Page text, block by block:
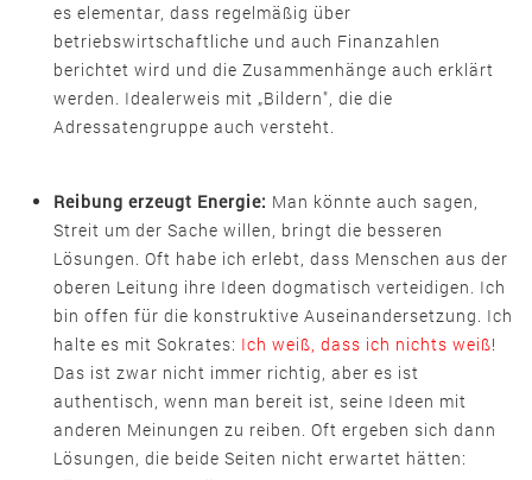
es elementar, dass regelmäßig über
betriebswirtschaftliche und auch Finanzahlen
berichtet wird und die Zusammenhänge auch erklärt
werden. Idealerweis mit „Bildern", die die
Adressatengruppe auch versteht.
Reibung erzeugt Energie: Man könnte auch sagen,
Streit um der Sache willen, bringt die besseren
Lösungen. Oft habe ich erlebt, dass Menschen aus der
oberen Leitung ihre Ideen dogmatisch verteidigen. Ich
bin offen für die konstruktive Auseinandersetzung. Ich
halte es mit Sokrates: Ich weiß, dass ich nichts weiß!
Das ist zwar nicht immer richtig, aber es ist
authentisch, wenn man bereit ist, seine Ideen mit
anderen Meinungen zu reiben. Oft ergeben sich dann
Lösungen, die beide Seiten nicht erwartet hätten: